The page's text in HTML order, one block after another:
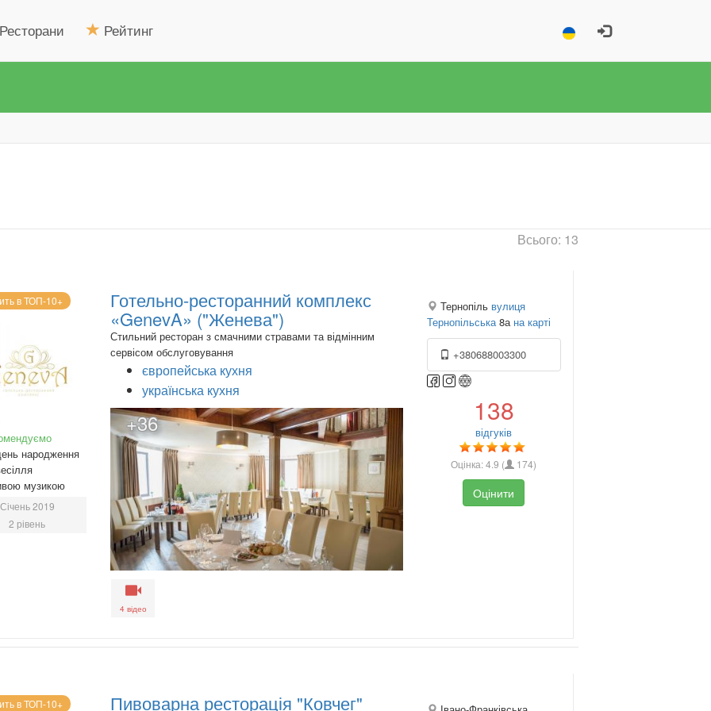
Ресторани Рейтинг
Всього: 13
в ТОП-10+
народження
музикою
Січень 2019
2 рівень
Готельно-ресторанний комплекс
«GenevA» ("Женева")
Стильний ресторан з смачними стравами та відмінним
сервісом обслуговування
європейська кухня
українська кухня
+36
4 відео
Тернопіль вулиця
Тернопільська8а на карті
+380688003300
138
відгуків
Оцінка:4.9 ( 174)
Оцінити
в ТОП-10+ Пивоварна ресторація "Ковчег"